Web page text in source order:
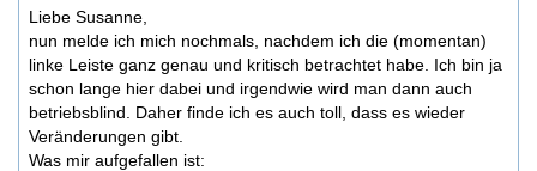
Liebe Susanne,
nun melde ich mich nochmals, nachdem ich die (momentan)
linke Leiste ganz genau und kritisch betrachtet habe. Ich bin ja
schon lange hier dabei und irgendwie wird man dann auch
betriebsblind. Daher finde ich es auch toll, dass es wieder
Veränderungen gibt.
Was mir aufgefallen ist: